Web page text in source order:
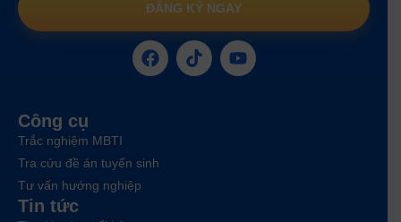
ĐĂNG KÝ NGAY
Công cụ
Trắc nghiệm MBTI
Tra cứu đề án tuyển sinh
Tư vấn hướng nghiệp
Tin tức